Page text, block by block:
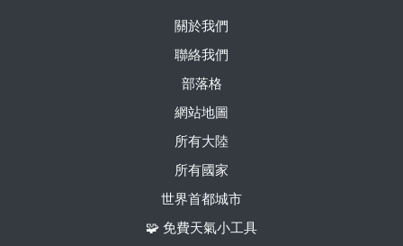
關於我們
聯絡我們
部落格
網站地圖
所有大陸
所有國家
世界首都城市
🧩 免費天氣小工具